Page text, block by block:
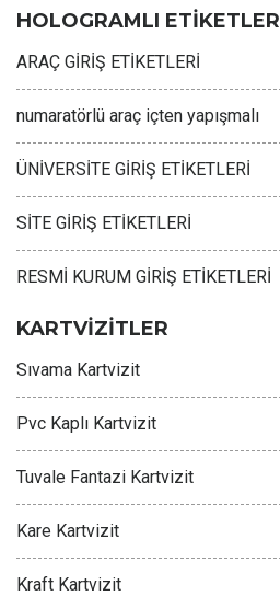
HOLOGRAMLI ETİKETLER
ARAÇ GİRİŞ ETİKETLERİ
numaratörlü araç içten yapışmalı
ÜNİVERSİTE GİRİŞ ETİKETLERİ
SİTE GİRİŞ ETİKETLERİ
RESMİ KURUM GİRİŞ ETİKETLERİ
KARTVİZİTLER
Sıvama Kartvizit
Pvc Kaplı Kartvizit
Tuvale Fantazi Kartvizit
Kare Kartvizit
Kraft Kartvizit